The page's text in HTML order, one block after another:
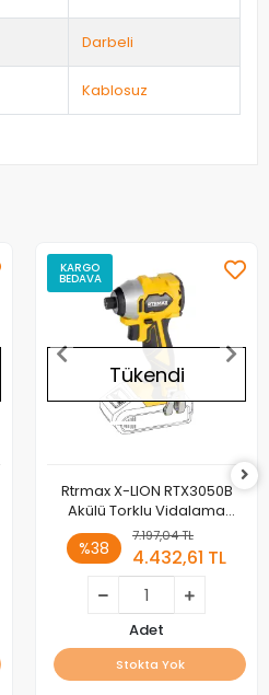
Darbeli
Kablosuz
KARGO
BEDAVA
Tükendi
Rtrmax X-LION RTX3050B
Akülü Torklu Vidalama
Kömürsüz 230Nm Akü ve
Şarj Hariç
%38
7.197,04 TL
4.432,61 TL
Adet
Stokta Yok